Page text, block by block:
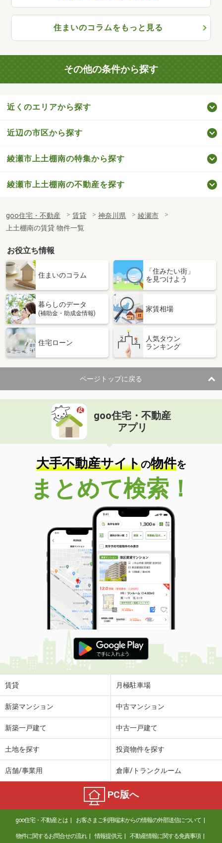
住まいのコラムをもっと見る
その他の条件から探す
近くのエリアから探す
近辺の市区から探す
綾瀬市上土棚南の特集から探す
綾瀬市上土棚南の不動産を探す
goo住宅・不動産 賃貸 神奈川県
綾瀬市
上土棚南の賃貸 物件一覧
お役立ち情報
住まいのコラム
「住みたい街」
を見つけよう
暮らしのデータ
(補助金・助成金情報)
家賃相場
住宅ローン
人気タウン
ランキング
ページトップに戻る
goo住宅・不動産
アプリ
大手不動産サイトの物件を
まとめて検索！
賃貸 月極駐車場
新築マンション 中古マンション
新築一戸建て 中古一戸建て
土地を探す 投資物件を探す
店舗/事業用 倉庫/トランクルーム
PC版へ
goo住宅・不動産とは お客さまご利用端末からの情報の外部送信について
物件に関するお問合せの流れ 情報提供元 不動産情報に関する免責事項